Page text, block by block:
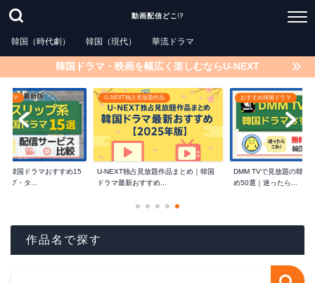
動画配信どこ!?
韓国（時代劇） 韓国（現代） 華流ドラマ
韓国ドラマ・映画を幅広く楽しむならU-NEXT
放題作品
放題作品まとめ｜韓国
すすめ...
おすすめ韓国ドラマ
DMM TVで見放題の韓国ドラマおすす
め50選｜迷ったら...
動画配信サービス
【2025年最新】DMM TV
ルで韓国ドラマ...
作品名で探す